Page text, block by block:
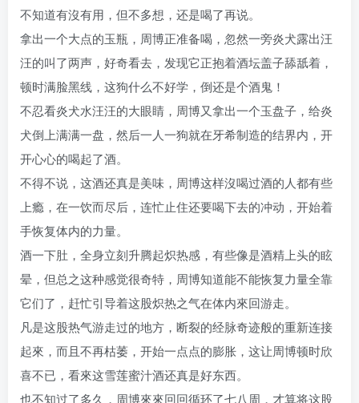
不知道有沒有用，但不多想，还是喝了再说。
拿出一个大点的玉瓶，周博正准备喝，忽然一旁炎犬露出汪
汪的叫了两声，好奇看去，发现它正抱着酒坛盖子舔舐着，
顿时满脸黑线，这狗什么不好学，倒还是个酒鬼！
不忍看炎犬水汪汪的大眼睛，周博又拿出一个玉盘子，给炎
犬倒上满满一盘，然后一人一狗就在牙希制造的结界内，开
开心心的喝起了酒。
不得不说，这酒还真是美味，周博这样沒喝过酒的人都有些
上瘾，在一饮而尽后，连忙止住还要喝下去的冲动，开始着
手恢复体内的力量。
酒一下肚，全身立刻升腾起炽热感，有些像是酒精上头的眩
晕，但总之这种感觉很奇特，周博知道能不能恢复力量全靠
它们了，赶忙引导着这股炽热之气在体内來回游走。
凡是这股热气游走过的地方，断裂的经脉奇迹般的重新连接
起來，而且不再枯萎，开始一点点的膨胀，这让周博顿时欣
喜不已，看來这雪莲蜜汁酒还真是好东西。
也不知过了多久，周博來來回回循环了七八周，才算将这股